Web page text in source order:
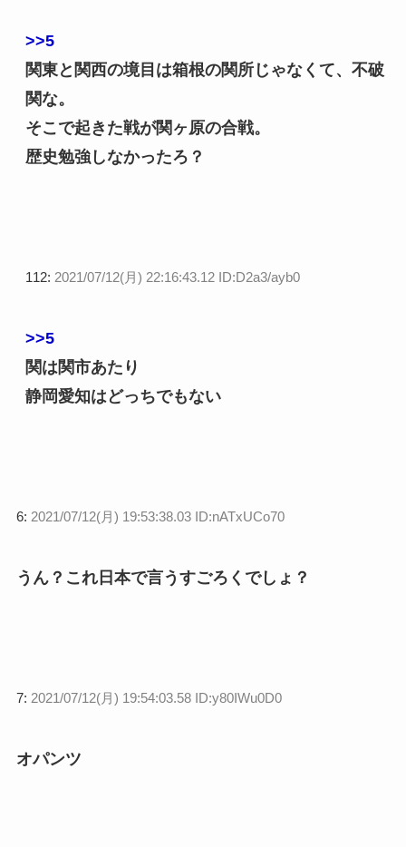
>>5
関東と関西の境目は箱根の関所じゃなくて、不破
関な。
そこで起きた戦が関ヶ原の合戦。
歴史勉強しなかったろ？
112: 2021/07/12(月) 22:16:43.12 ID:D2a3/ayb0
>>5
関は関市あたり
静岡愛知はどっちでもない
6: 2021/07/12(月) 19:53:38.03 ID:nATxUCo70
うん？これ日本で言うすごろくでしょ？
7: 2021/07/12(月) 19:54:03.58 ID:y80IWu0D0
オパンツ